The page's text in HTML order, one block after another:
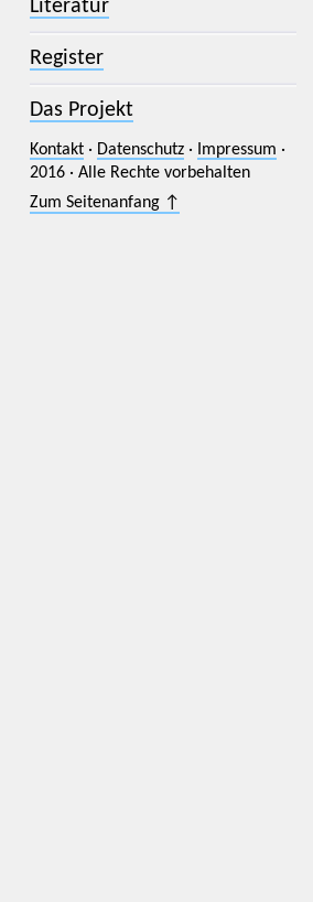
Literatur
Register
Das Projekt
Kontakt· Datenschutz· Impressum ·
2016 · Alle Rechte vorbehalten
Zum Seitenanfang ↑